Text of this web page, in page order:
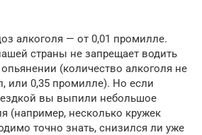
алкоголя — от 0,01 промилле.
страны не запрещает водить
(количество алкоголя не
или 0,35 промилле). Но если
вы выпили небольшое
(например, несколько кружек
точно знать, снизился ли уже